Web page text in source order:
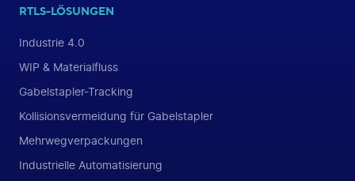
RTLS-LÖSUNGEN
Industrie 4.0
WIP & Materialfluss
Gabelstapler-Tracking
Kollisionsvermeidung für Gabelstapler
Mehrwegverpackungen
Industrielle Automatisierung